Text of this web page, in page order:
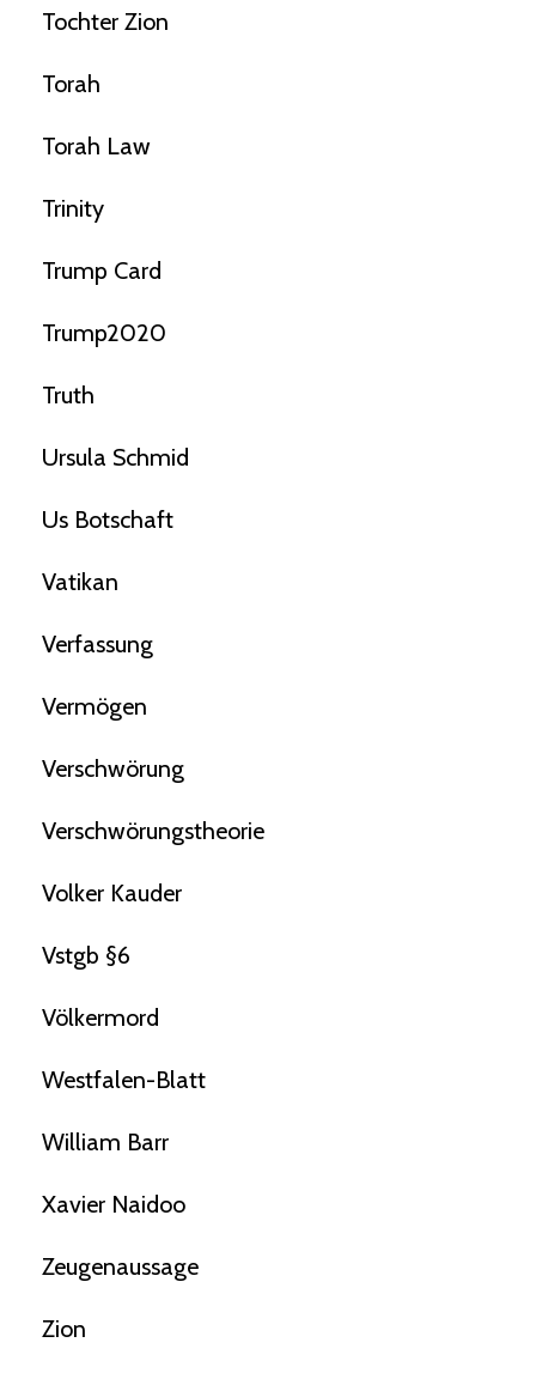
Tochter Zion
Torah
Torah Law
Trinity
Trump Card
Trump2020
Truth
Ursula Schmid
Us Botschaft
Vatikan
Verfassung
Vermögen
Verschwörung
Verschwörungstheorie
Volker Kauder
Vstgb §6
Völkermord
Westfalen-Blatt
William Barr
Xavier Naidoo
Zeugenaussage
Zion